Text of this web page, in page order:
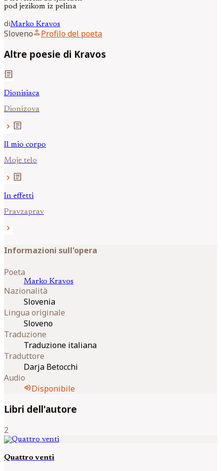
pod jezikom iz pelina
diMarko Kravos
Slovenoperson Profilo del poeta
Altre poesie di Kravos
article
Dionisiaca
Dionizova
chevron_right article
Il mio corpo
Moje telo
chevron_right article
In effetti
Pravzaprav
chevron_right
Informazioni sull'opera
Poeta
Marko Kravos
Nazionalità
Slovenia
Lingua originale
Sloveno
Traduzione
Traduzione italiana
Traduttore
Darja Betocchi
Audio
volume_upDisponibile
Libri dell'autore
2
Quattro venti